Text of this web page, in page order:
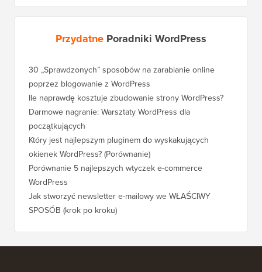
Przydatne Poradniki WordPress
30 „Sprawdzonych” sposobów na zarabianie online
poprzez blogowanie z WordPress
Ile naprawdę kosztuje zbudowanie strony WordPress?
Darmowe nagranie: Warsztaty WordPress dla
początkujących
Który jest najlepszym pluginem do wyskakujących
okienek WordPress? (Porównanie)
Porównanie 5 najlepszych wtyczek e-commerce
WordPress
Jak